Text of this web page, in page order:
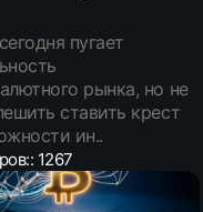
пугает
рынка, но не
ставить крест
ин..
1267